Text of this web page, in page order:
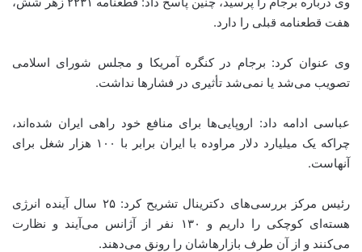
هفت قطعنامه قبلی را دارد.
وی عنوان کرد: برجام در کنگره آمریکا و مجلس شورای اسلامی
تصویب می‌شد یا نمی‌شد تأثیری در فشارها نداشت.
عباسی ادامه داد: اروپایی‌ها برای منافع خود راهی ایران شده‌اند،
چراکه یک میلیارد دلار مراوده با ایران برابر با ۱۰۰ هزار شغل برای
آنهاست.
رئیس مرکز بررسی‌های دکترینال تشریح کرد: ۲۵ سال آینده انرژی
هسته‌ای کوچکی را داریم و ۱۳۰ نفر از آژانس می‌آیند و نظارت
می‌کنند و از آن طرف بازارهاشان را رونق می‌دهند.